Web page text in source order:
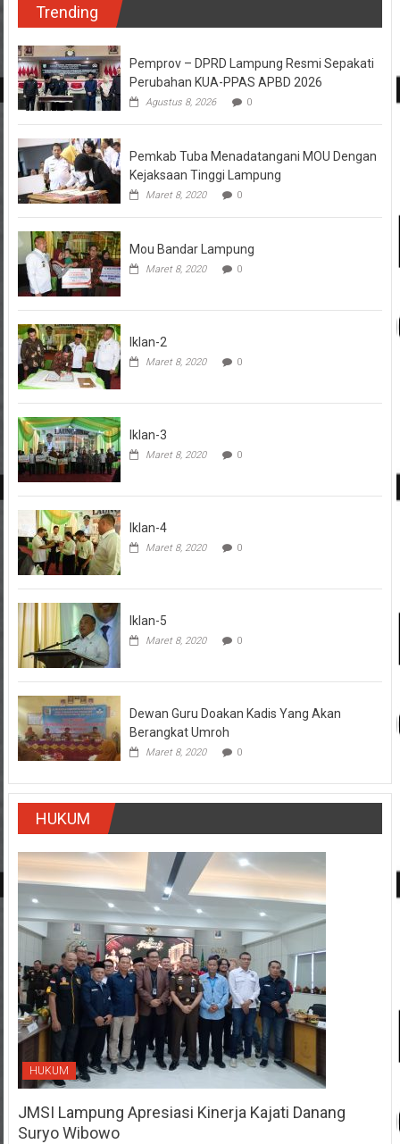
Trending
Pemprov – DPRD Lampung Resmi Sepakati
Perubahan KUA-PPAS APBD 2026
Agustus 8, 2026 0
Pemkab Tuba Menadatangani MOU Dengan
Kejaksaan Tinggi Lampung
Maret 8, 2020 0
Mou Bandar Lampung
Maret 8, 2020 0
Iklan-2
Maret 8, 2020 0
Iklan-3
Maret 8, 2020 0
Iklan-4
Maret 8, 2020 0
Iklan-5
Maret 8, 2020 0
Dewan Guru Doakan Kadis Yang Akan
Berangkat Umroh
Maret 8, 2020 0
HUKUM
HUKUM
JMSI Lampung Apresiasi Kinerja Kajati Danang
Suryo Wibowo